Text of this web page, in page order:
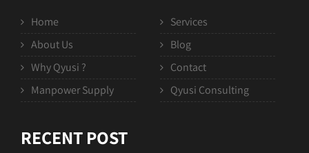
Home
About Us
Why Qyusi ?
Manpower Supply
Services
Blog
Contact
Qyusi Consulting
RECENT POST